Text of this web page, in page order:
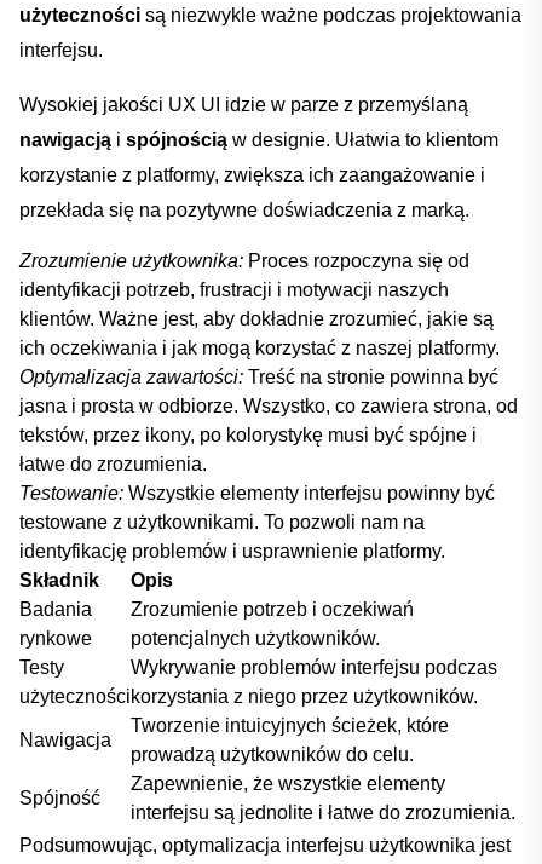
⁤użyteczności są niezwykle ważne‍ podczas projektowania
interfejsu.
Wysokiej⁤ jakości UX UI⁣ idzie w ⁢parze z⁣ przemyślaną
nawigacją i spójnością w⁤ designie. Ułatwia to ‍klientom
korzystanie z platformy, zwiększa ⁢ich zaangażowanie i
przekłada⁤ się na pozytywne doświadczenia z marką.
Zrozumienie użytkownika: Proces⁣ rozpoczyna się od
identyfikacji​ potrzeb, frustracji i motywacji naszych
klientów. ‍Ważne jest, aby dokładnie ​zrozumieć, jakie ⁣są
ich oczekiwania i jak⁤ mogą korzystać z naszej platformy.
Optymalizacja zawartości: Treść na stronie powinna być
jasna i ⁣prosta w odbiorze. Wszystko,​ co zawiera ​strona, od
tekstów, przez ikony, po kolorystykę musi być ‌spójne i
łatwe do zrozumienia.
Testowanie: Wszystkie elementy interfejsu powinny być
testowane z użytkownikami. To pozwoli ⁣nam ‌na
identyfikację ⁤problemów i usprawnienie platformy.
Składnik
Opis
Badania
rynkowe
Zrozumienie potrzeb ⁣i oczekiwań
potencjalnych użytkowników.
Testy
użyteczności
Wykrywanie problemów interfejsu⁣ podczas
korzystania z niego przez użytkowników.
Nawigacja
Tworzenie ⁤intuicyjnych ⁣ścieżek, które
prowadzą użytkowników do celu.
Spójność
Zapewnienie, że wszystkie⁣ elementy
interfejsu są‌ jednolite⁤ i łatwe do zrozumienia.
Podsumowując, optymalizacja interfejsu‌ użytkownika jest